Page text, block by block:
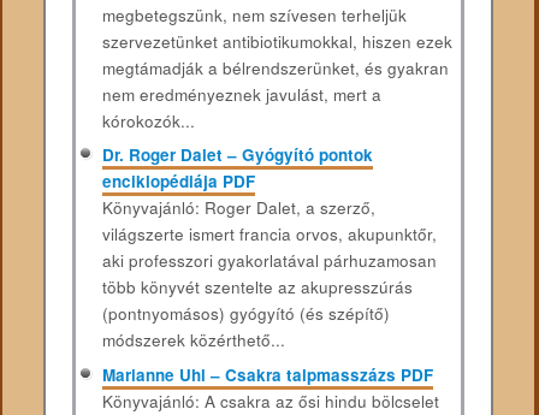
megbetegszünk, nem szívesen terheljük
szervezetünket antibiotikumokkal, hiszen ezek
megtámadják a bélrendszerünket, és gyakran
nem eredményeznek javulást, mert a
kórokozók...
Dr. Roger Dalet – Gyógyító pontok
enciklopédiája PDF
Könyvajánló: Roger Dalet, a szerző,
világszerte ismert francia orvos, akupunktőr,
aki professzori gyakorlatával párhuzamosan
több könyvét szentelte az akupresszúrás
(pontnyomásos) gyógyító (és szépítő)
módszerek közérthető...
Marianne Uhl – Csakra talpmasszázs PDF
Könyvajánló: A ​csakra az ősi hindu bölcselet